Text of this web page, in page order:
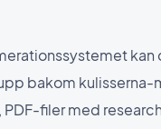
kan
bakom kulisserna-
PDF-filer med